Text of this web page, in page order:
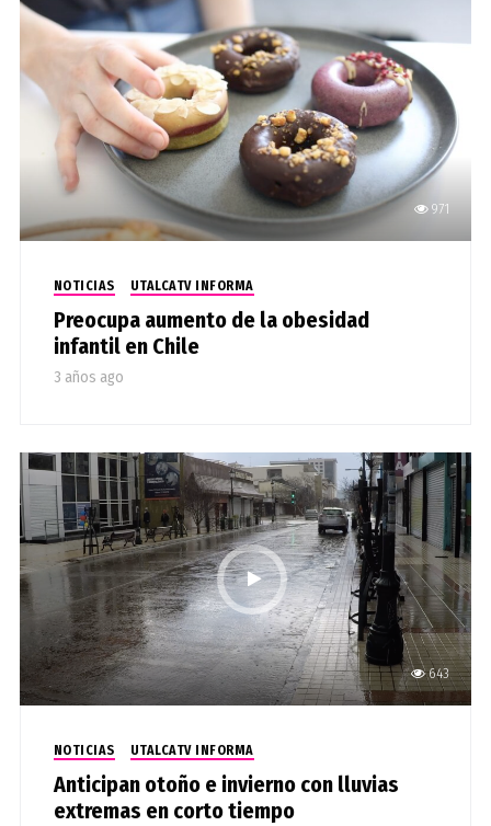
971
NOTICIAS UTALCATV INFORMA
Preocupa aumento de la obesidad
infantil en Chile
3 años ago
643
NOTICIAS UTALCATV INFORMA
Anticipan otoño e invierno con lluvias
extremas en corto tiempo